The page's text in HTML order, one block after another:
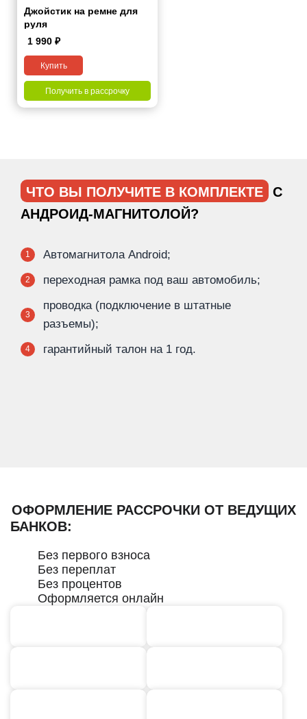
Джойстик на ремне для
руля
1 990 ₽
Купить
Получить в рассрочку
ЧТО ВЫ ПОЛУЧИТЕ В КОМПЛЕКТЕ
С
АНДРОИД-МАГНИТОЛОЙ?
1 Автомагнитола Android;
2 переходная рамка под ваш автомобиль;
3
проводка (подключение в штатные
разъемы);
4 гарантийный талон на 1 год.
ОФОРМЛЕНИЕ РАССРОЧКИ ОТ ВЕДУЩИХ
БАНКОВ:
Без первого взноса
Без переплат
Без процентов
Оформляется онлайн